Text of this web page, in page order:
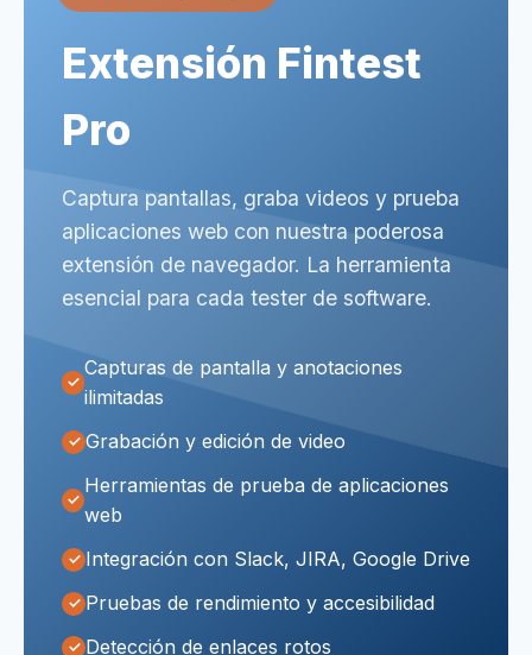
Extensión Fintest
Pro
Captura pantallas, graba videos y prueba
aplicaciones web con nuestra poderosa
extensión de navegador. La herramienta
esencial para cada tester de software.
Capturas de pantalla y anotaciones
ilimitadas
Grabación y edición de video
Herramientas de prueba de aplicaciones
web
Integración con Slack, JIRA, Google Drive
Pruebas de rendimiento y accesibilidad
Detección de enlaces rotos